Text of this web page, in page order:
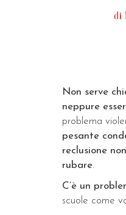
Non serve
neppure
problema
pesante
reclusione
rubare.
C’è un
scuole come